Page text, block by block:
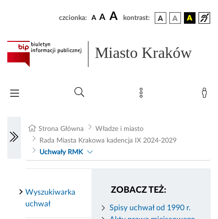
czcionka: A A A kontrast:
Miasto Kraków
Strona Główna
Władze i miasto
Rada Miasta Krakowa kadencja IX 2024-2029
Uchwały RMK
ZOBACZ TEŻ:
Spisy uchwał od 1990 r.
Wyszukiwarka
uchwał